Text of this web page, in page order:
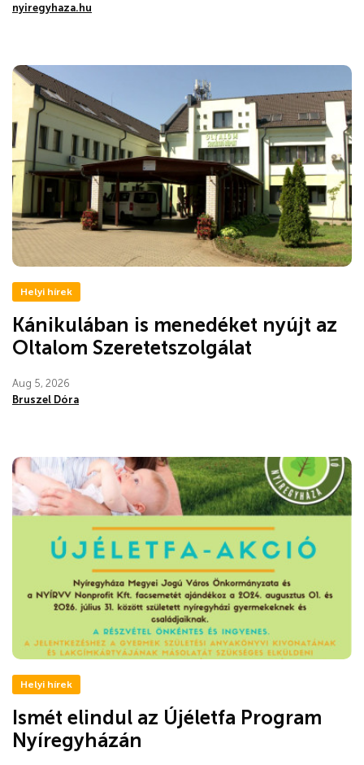
nyiregyhaza.hu
Helyi hírek
Kánikulában is menedéket nyújt az
Oltalom Szeretetszolgálat
Aug 5, 2026
Bruszel Dóra
Helyi hírek
Ismét elindul az Újéletfa Program
Nyíregyházán